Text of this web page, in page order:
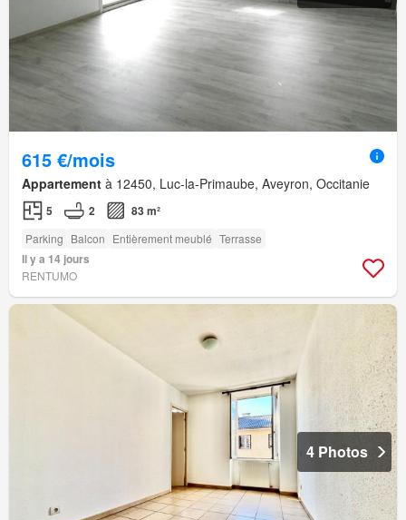
615 €/mois
Appartement à 12450, Luc-la-Primaube, Aveyron, Occitanie
5 2 83 m²
Parking Balcon Entièrement meublé Terrasse
Il y a 14 jours
RENTUMO
4 Photos